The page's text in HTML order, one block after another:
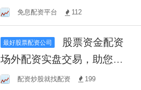
免息配资平台 112
最好股票配资公司
场外配资实盘交易，助您获
利稳健!配资炒股就找配资 199